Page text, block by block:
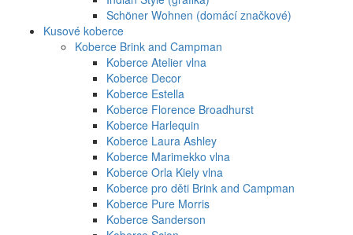
Schöner Wohnen (domácí značkové)
Kusové koberce
Koberce Brink and Campman
Koberce Atelier vlna
Koberce Decor
Koberce Estella
Koberce Florence Broadhurst
Koberce Harlequin
Koberce Laura Ashley
Koberce Marimekko vlna
Koberce Orla Kiely vlna
Koberce pro děti Brink and Campman
Koberce Pure Morris
Koberce Sanderson